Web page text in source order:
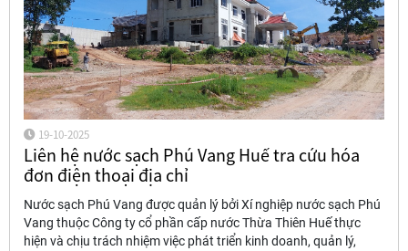
19-10-2025
Liên hệ nước sạch Phú Vang Huế tra cứu hóa
đơn điện thoại địa chỉ
Nước sạch Phú Vang được quản lý bởi Xí nghiệp nước sạch Phú
Vang thuộc Công ty cổ phần cấp nước Thừa Thiên Huế thực
hiện và chịu trách nhiệm việc phát triển kinh doanh, quản lý,